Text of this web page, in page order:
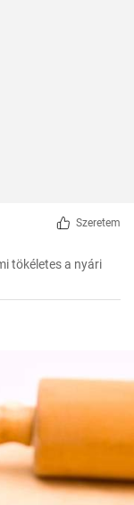
Szeretem
tökéletes a nyári